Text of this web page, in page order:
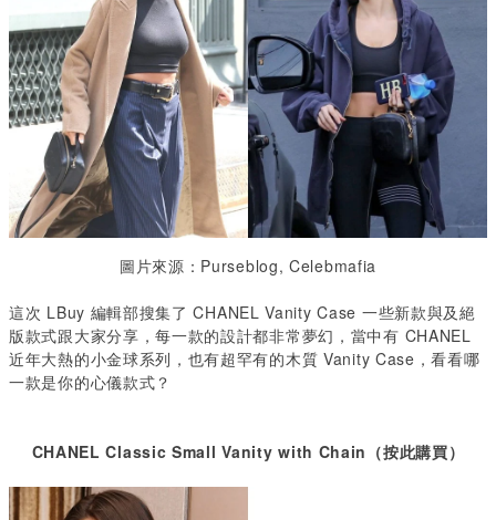
圖片來源：Purseblog, Celebmafia
這次 LBuy 編輯部搜集了 CHANEL Vanity Case 一些新款與及絕
版款式跟大家分享，每一款的設計都非常夢幻，當中有 CHANEL
近年大熱的小金球系列，也有超罕有的木質 Vanity Case，看看哪
一款是你的心儀款式？
CHANEL Classic Small Vanity with Chain（按此購買）